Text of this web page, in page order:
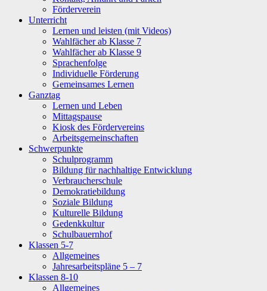
Förderverein
Unterricht
Lernen und leisten (mit Videos)
Wahlfächer ab Klasse 7
Wahlfächer ab Klasse 9
Sprachenfolge
Individuelle Förderung
Gemeinsames Lernen
Ganztag
Lernen und Leben
Mittagspause
Kiosk des Fördervereins
Arbeitsgemeinschaften
Schwerpunkte
Schulprogramm
Bildung für nachhaltige Entwicklung
Verbraucherschule
Demokratiebildung
Soziale Bildung
Kulturelle Bildung
Gedenkkultur
Schulbauernhof
Klassen 5-7
Allgemeines
Jahresarbeitspläne 5 – 7
Klassen 8-10
Allgemeines